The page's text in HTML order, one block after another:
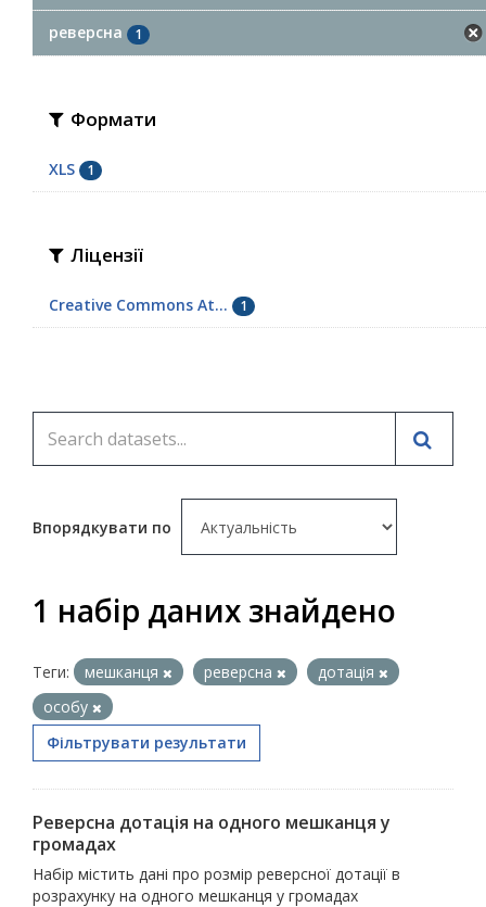
реверсна 1
Формати
XLS 1
Ліцензії
Creative Commons At... 1
Впорядкувати по
1 набір даних знайдено
Теги: мешканця реверсна
дотація
особу
Фільтрувати результати
Реверсна дотація на одного мешканця у
громадах
Набір містить дані про розмір реверсної дотації в
розрахунку на одного мешканця у громадах